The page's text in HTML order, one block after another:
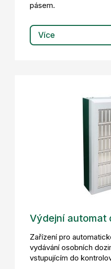
pásem.
Více
Výdejní automat
Zařízení pro
vydávání osobních
vstupujícím do